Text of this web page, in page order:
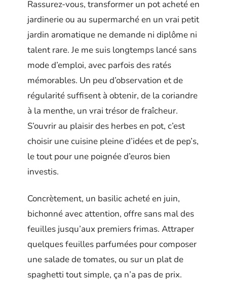
Rassurez-vous, transformer un pot acheté en
jardinerie ou au supermarché en un vrai petit
jardin aromatique ne demande ni diplôme ni
talent rare. Je me suis longtemps lancé sans
mode d’emploi, avec parfois des ratés
mémorables. Un peu d’observation et de
régularité suffisent à obtenir, de la coriandre
à la menthe, un vrai trésor de fraîcheur.
S’ouvrir au plaisir des herbes en pot, c’est
choisir une cuisine pleine d’idées et de pep’s,
le tout pour une poignée d’euros bien
investis.
Concrètement, un basilic acheté en juin,
bichonné avec attention, offre sans mal des
feuilles jusqu’aux premiers frimas. Attraper
quelques feuilles parfumées pour composer
une salade de tomates, ou sur un plat de
spaghetti tout simple, ça n’a pas de prix.